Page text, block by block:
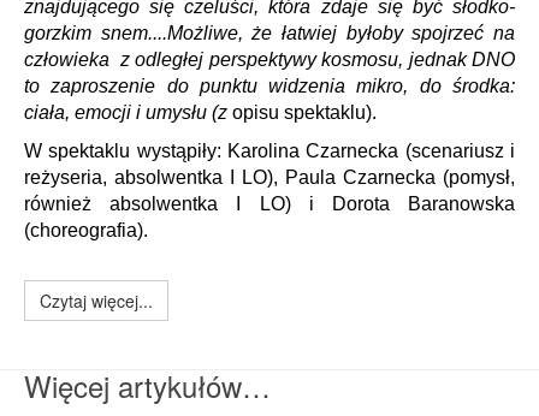
znajdującego się czeluści, która zdaje się być słodko-
gorzkim snem....Możliwe, że łatwiej byłoby spojrzeć na
człowieka z odległej perspektywy kosmosu, jednak DNO
to zaproszenie do punktu widzenia mikro, do środka:
ciała, emocji i umysłu (z opisu spektaklu).
W spektaklu wystąpiły: Karolina Czarnecka (scenariusz i
reżyseria, absolwentka I LO), Paula Czarnecka (pomysł,
również absolwentka I LO) i Dorota Baranowska
(choreografia).
Czytaj więcej...
Więcej artykułów…